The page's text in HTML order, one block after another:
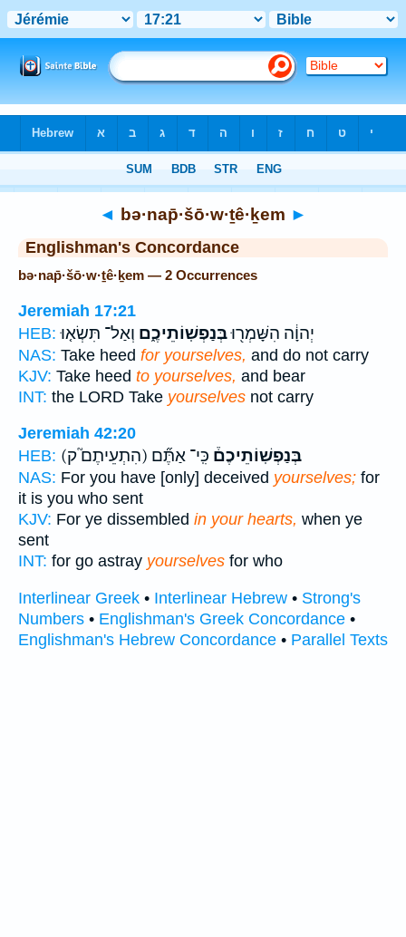
◄ bə·nap̄·šō·w·ṯê·ḵem ►
Englishman's Concordance
bə·nap̄·šō·w·ṯê·ḵem — 2 Occurrences
Jeremiah 17:21
HEB:
יְהוָ֔ה הִשָּׁמְר֖וּבְּנַפְשֽׁוֹתֵיכֶ֑ם וְאַל־ תִּשְׂא֤וּ
NAS: Take heed for yourselves, and do not carry
KJV: Take heed to yourselves, and bear
INT: the LORD Take yourselves not carry
Jeremiah 42:20
HEB:
(הִתְעֵיתֶם֮ ק) בְּנַפְשֽׁוֹתֵיכֶם֒ כִּֽי־ אַתֶּ֞ם
NAS: For you have [only] deceived yourselves; for
it is you who sent
KJV: For ye dissembled in your hearts, when ye
sent
INT: for go astray yourselves for who
Interlinear Greek • Interlinear Hebrew • Strong's
Numbers • Englishman's Greek Concordance •
Englishman's Hebrew Concordance • Parallel Texts